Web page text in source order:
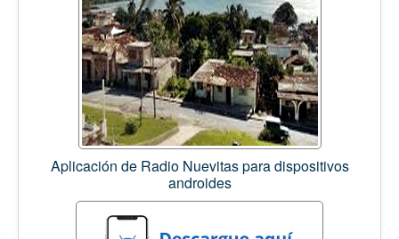
Aplicación de Radio Nuevitas para dispositivos
androides